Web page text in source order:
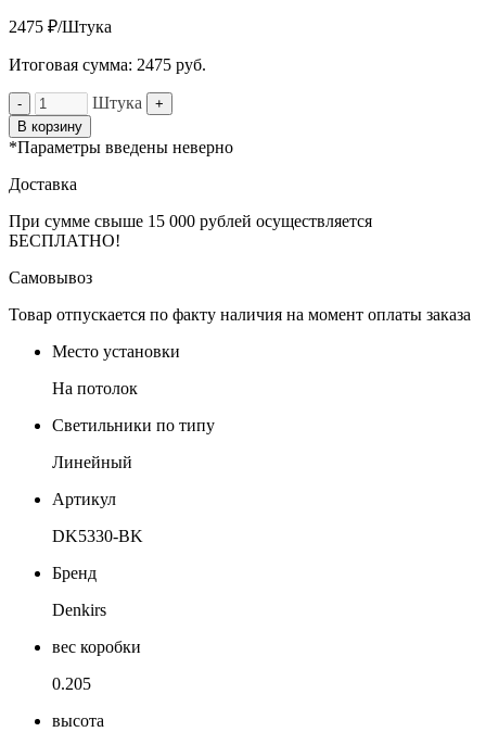
2475 ₽/Штука
Итоговая сумма: 2475 руб.
- Штука
+
В корзину
*Параметры введены неверно
Доставка
При сумме свыше 15 000 рублей осуществляется
БЕСПЛАТНО!
Самовывоз
Товар отпускается по факту наличия на момент оплаты заказа
Место установки
На потолок
Светильники по типу
Линейный
Артикул
DK5330-BK
Бренд
Denkirs
вес коробки
0.205
высота